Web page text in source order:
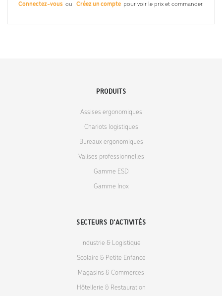
Connectez-vous ou Créez un compte pour voir le prix et commander.
PRODUITS
Assises ergonomiques
Chariots logistiques
Bureaux ergonomiques
Valises professionnelles
Gamme ESD
Gamme Inox
SECTEURS D'ACTIVITÉS
Industrie & Logistique
Scolaire & Petite Enfance
Magasins & Commerces
Hôtellerie & Restauration